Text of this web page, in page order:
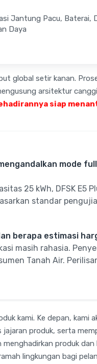
Jantung Pacu, Baterai,
Daya
global setir kanan.
arsitektur
siap
mode
25 kWh, DFSK E5
standar
berapa estimasi
masih rahasia.
Tanah Air.
kami. Ke depan, kami
produk, serta
produk dan
lingkungan bagi